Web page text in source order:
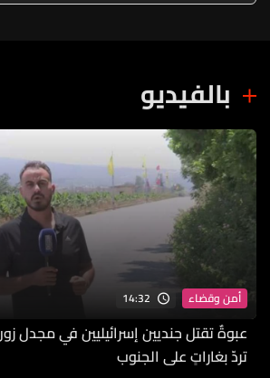
بالفيديو
أمن وقضاء 14:32
عبوةٌ تقتل جنديين إسرائيليين في مجدل
تردّ بغاراتٍ على الجنوب